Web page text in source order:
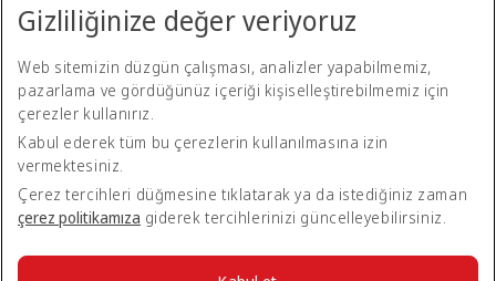
Bize ulaşın
Gizlilik politikası
Kural ve koşullar
Çerez Politikası
Siber güvenlik
Gizliliğinize değer veriyoruz
Web sitemizin düzgün çalışması, analizler yapabilmemiz,
pazarlama ve gördüğünüz içeriği kişiselleştirebilmemiz için
çerezler kullanırız.
Kabul ederek tüm bu çerezlerin kullanılmasına izin
vermektesiniz.
Çerez tercihleri düğmesine tıklatarak ya da istediğiniz zaman
çerez politikamıza giderek tercihlerinizi güncelleyebilirsiniz.